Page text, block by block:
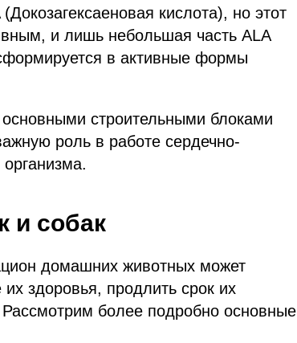
кислота), но этот
и лишь небольшая часть ALA
в активные формы
строительными блоками
роль в работе сердечно-
и собак
домашних животных может
здоровья, продлить срок их
более подробно основные